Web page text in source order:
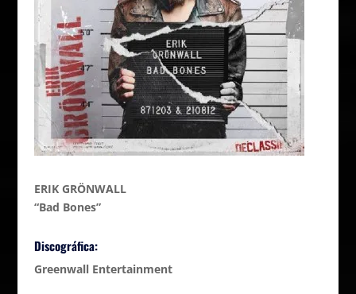
ERIK GRÖNWALL
“Bad Bones”
Discográfica:
Greenwall Entertainment